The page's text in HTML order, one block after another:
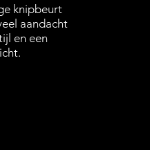
knipbeurt
aandacht
en een